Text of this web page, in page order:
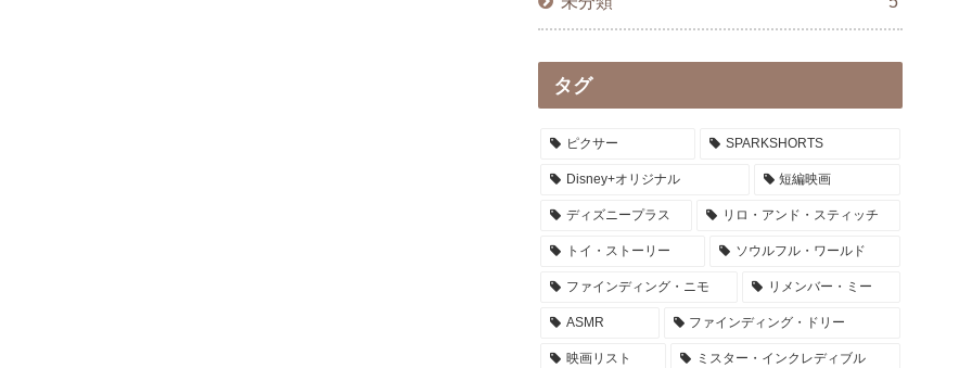
タグ
ピクサー SPARKSHORTS
Disney+オリジナル 短編映画
ディズニープラス リロ・アンド・スティッチ
トイ・ストーリー ソウルフル・ワールド
ファインディング・ニモ リメンバー・ミー
ASMR ファインディング・ドリー
映画リスト ミスター・インクレディブル